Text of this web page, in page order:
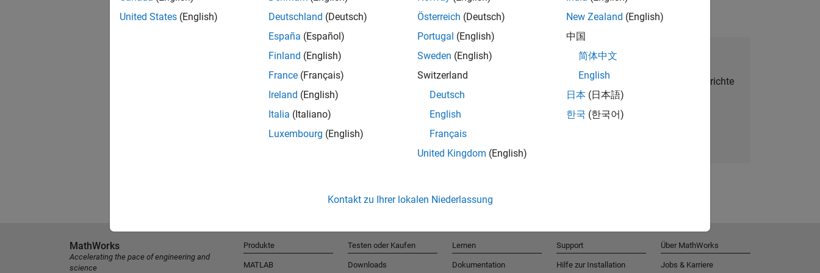
Talent Network beitreten
Erhalten Sie personalisierte Stellenangebote, Berichte
und Unternehmensneuigkeiten.
United States (English)
Deutschland (Deutsch)
España (Español)
Finland (English)
France (Français)
Ireland (English)
Italia (Italiano)
Luxembourg (English)
Österreich (Deutsch)
Portugal (English)
Sweden (English)
Switzerland
Deutsch
English
Français
United Kingdom (English)
New Zealand (English)
中国
简体中文
English
日本 (日本語)
한국 (한국어)
Kontakt zu Ihrer lokalen Niederlassung
MathWorks
Accelerating the pace of engineering and
science
Produkte
MATLAB
Testen oder Kaufen
Downloads
Lernen
Dokumentation
Support
Hilfe zur Installation
Über MathWorks
Jobs & Karriere